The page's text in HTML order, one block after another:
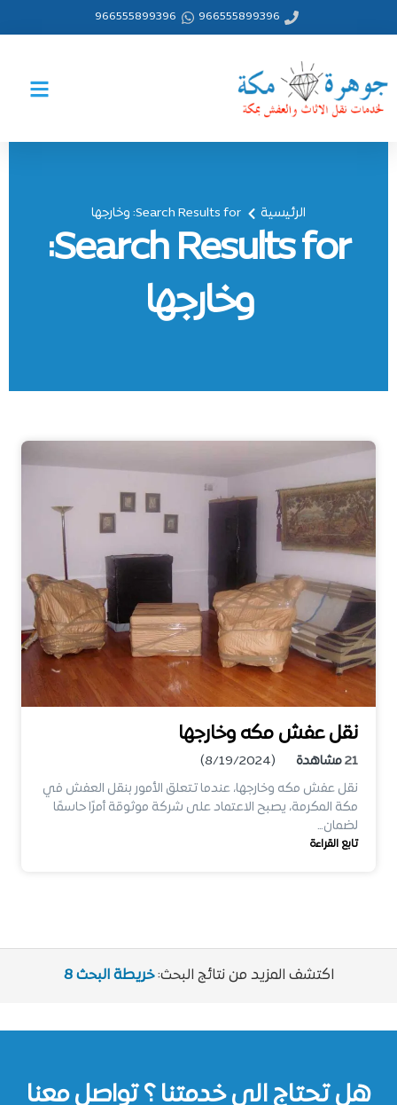
966555899396
966555899396
الرئيسية Search Results for: وخارجها
Search Results for:
وخارجها
نقل عفش مكه وخارجها
21مشاهدة
(8/19/2024)
نقل عفش مكه وخارجها، عندما تتعلق الأمور بنقل العفش في
مكة المكرمة، يصبح الاعتماد على شركة موثوقة أمرًا حاسمًا
لضمان…
تابع القراءة
اكتشف المزيد من نتائج البحث:خريطة البحث 8
هل تحتاج الى خدمتنا ؟ تواصل معنا